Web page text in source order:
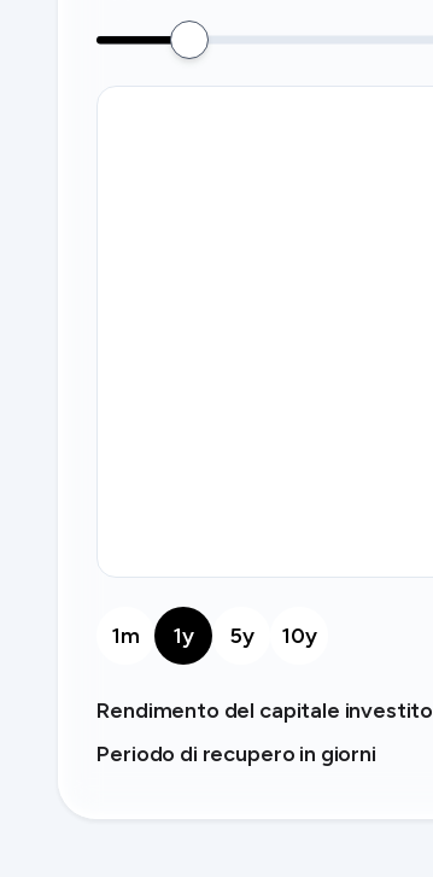
1m 1y 5y 10y
Rendimento del capitale investito
Periodo di recupero in giorni